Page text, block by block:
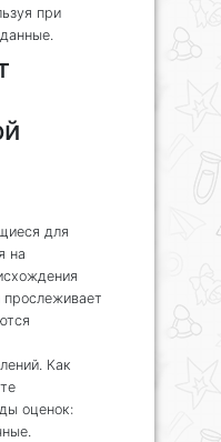
при
для
на
прослеживает
Как
оценок: